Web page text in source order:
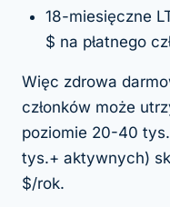
18-miesięczne
$ na płatnego
Więc zdrowa
członków może
poziomie 20-40
tys.+ aktywnych)
$/rok.